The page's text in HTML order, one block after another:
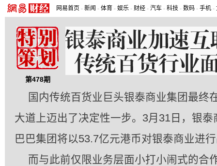
网易首页 - 新闻 - 体育 - 娱乐 - 财经 - 汽车 - 科技 - 数码 - 手机 -
第478期
国内传统百货业巨头银泰商业集团最终
大道上迈出了决定性一步。3月31日，银
巴巴集团将以53.7亿元港币对银泰商业进
而与此前仅限业务层面小打小闹式的合